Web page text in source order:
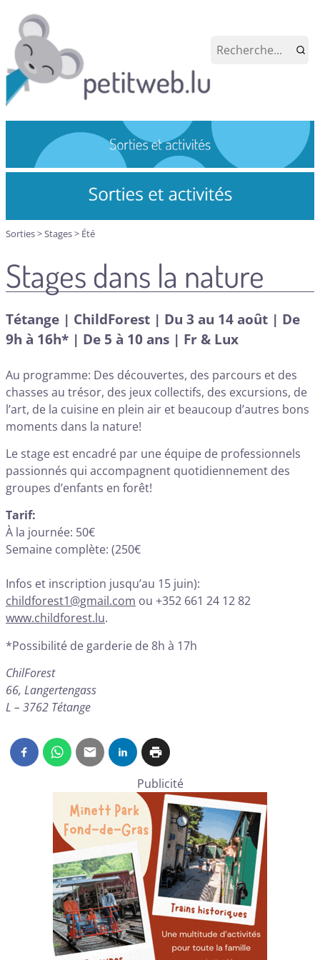
Sorties>Stages> Été
Stages dans la nature
Tétange | ChildForest | Du 3 au 14 août | De
9h à 16h* | De 5 à 10 ans | Fr & Lux
Au programme: Des découvertes, des parcours et des
chasses au trésor, des jeux collectifs, des excursions, de
l’art, de la cuisine en plein air et beaucoup d’autres bons
moments dans la nature!
Le stage est encadré par une équipe de professionnels
passionnés qui accompagnent quotidiennement des
groupes d’enfants en forêt!
Tarif:
À la journée: 50€
Semaine complète: (250€
Infos et inscription jusqu’au 15 juin):
childforest1@gmail.com ou +352 661 24 12 82
www.childforest.lu.
*Possibilité de garderie de 8h à 17h
ChilForest
66, Langertengass
L – 3762 Tétange
Publicité